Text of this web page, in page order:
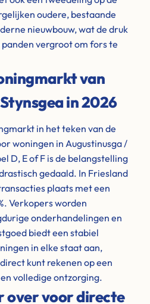
oudere, bestaande
nieuwbouw, wat de druk
vergroot om fors te
van
in 2026
in het teken van de
woningen in Augustinusga /
D, E of F is de belangstelling
gedaald. In Friesland
plaats met een
Verkopers worden
onderhandelingen en
biedt een stabiel
in elke staat aan,
kunt rekenen op een
volledige ontzorging.
over voor directe